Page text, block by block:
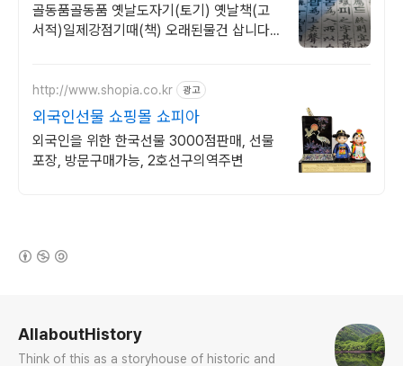
골동품골동품 옛날도자기(토기) 옛날책(고
서적)일제강점기때(책) 오래된물건 삽니다.
http://www.shopia.co.kr 광고
외국인선물 쇼핑몰 쇼피아
외국인을 위한 한국선물 3000점판매, 선물
포장, 방문구매가능, 2호선구의역주변
AllaboutHistory
Think of this as a storyhouse of historic and